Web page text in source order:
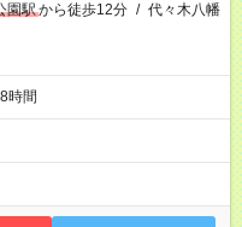
園駅から徒歩12分 / 代々木八幡
時間